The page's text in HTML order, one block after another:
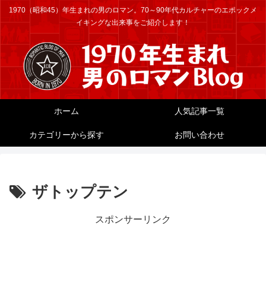
1970（昭和45）年生まれの男のロマン。70～90年代カルチャーのエポックメ
イキングな出来事をご紹介します！
ホーム 人気記事一覧
カテゴリーから探す お問い合わせ
ザトップテン
スポンサーリンク